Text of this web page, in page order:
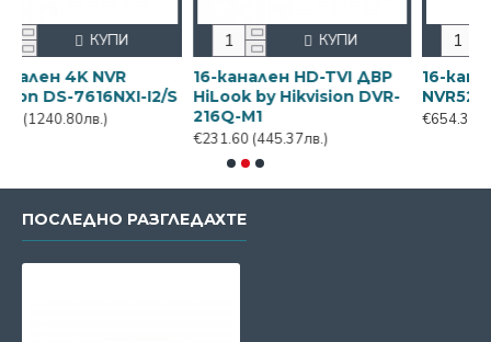
I2/S
16-канален HD-TVI ДВР
HiLook by Hikvision DVR-
216Q-M1
(445.37лв.)
КУПИ
16-канален NVR
NVR5216-EI2
(1258.33лв.)
ПОСЛЕДНО РАЗГЛЕДАХТЕ